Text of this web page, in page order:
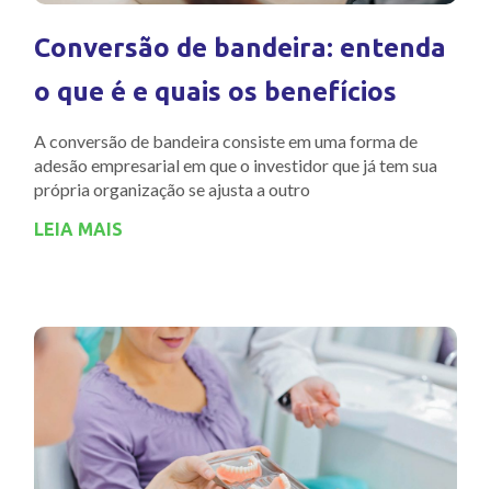
Conversão de bandeira: entenda
o que é e quais os benefícios
A conversão de bandeira consiste em uma forma de
adesão empresarial em que o investidor que já tem sua
própria organização se ajusta a outro
LEIA MAIS